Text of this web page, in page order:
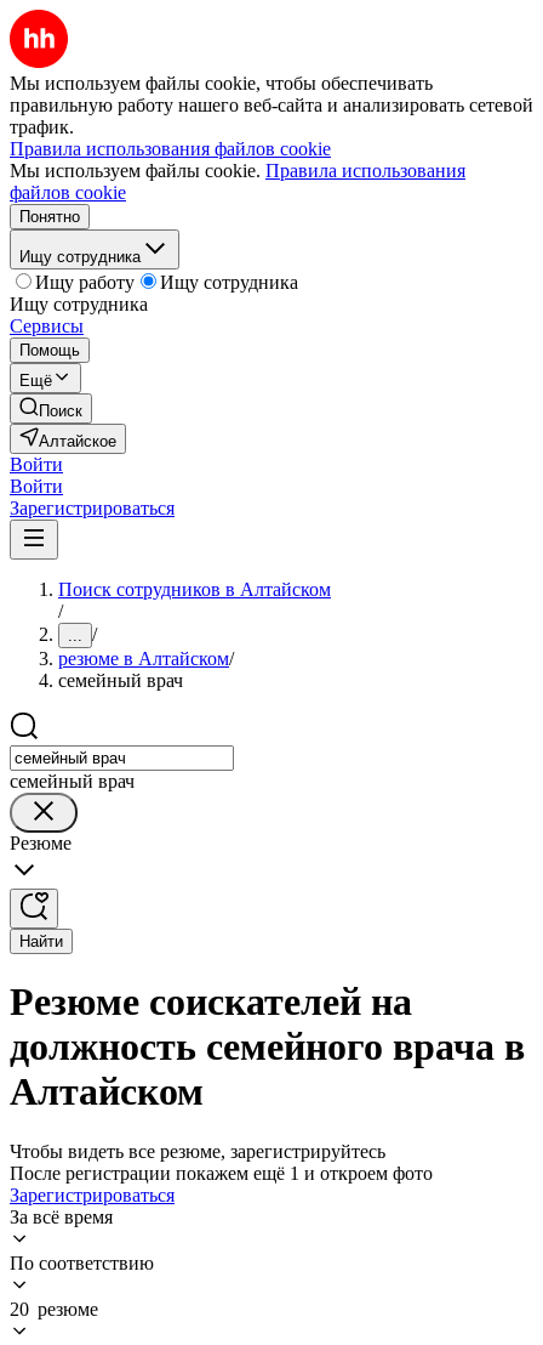
Мы используем файлы cookie, чтобы обеспечивать
правильную работу нашего веб-сайта и анализировать сетевой
трафик.
Правила использования файлов cookie
Мы используем файлы cookie. Правила использования
файлов cookie
Понятно
Ищу сотрудника
Ищу работу
Ищу сотрудника
Ищу сотрудника
Сервисы
Помощь
Ещё
Поиск
Алтайское
Войти
Войти
Зарегистрироваться
Поиск сотрудников в Алтайском
/
... /
резюме в Алтайском/
семейный врач
семейный врач
Резюме
Найти
Резюме соискателей на
должность семейного врача в
Алтайском
Чтобы видеть все резюме, зарегистрируйтесь
После регистрации покажем ещё 1 и откроем фото
Зарегистрироваться
За всё время
По соответствию
20 резюме